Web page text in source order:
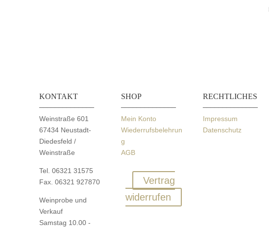
KONTAKT
Weinstraße 601
67434 Neustadt-
Diedesfeld /
Weinstraße
Tel. 06321 31575
Fax. 06321 927870
Weinprobe und
Verkauf
Samstag 10.00 -
SHOP
Mein Konto
Wiederrufsbelehrun
g
AGB
Vertrag
widerrufen
RECHTLICHES
Impressum
Datenschutz